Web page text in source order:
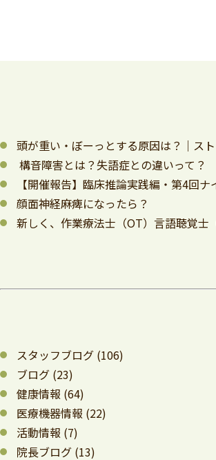
頭が重い・ぼーっとする原因は？｜ス
構音障害とは？失語症との違いって？
【開催報告】臨床推論実践編・第4回
顔面神経麻痺になったら？
新しく、作業療法士（OT）言語聴覚士
スタッフブログ (106)
ブログ (23)
健康情報 (64)
医療機器情報 (22)
活動情報 (7)
院長ブログ (13)